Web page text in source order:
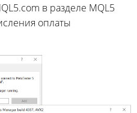
в разделе MQL5
оплаты